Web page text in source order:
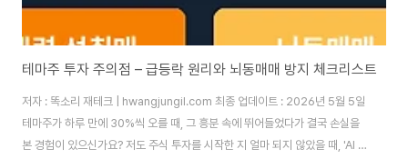
테마주 투자 주의점 – 급등락 원리와 뇌동매매 방지 체크리스트
저자 : 똑소리 재테크 | hwangjungil.com 최종 업데이트 : 2026년 5월 5일
테마주가 하루 만에 30%씩 오를 때, 그 흥분 속에 뛰어들었다가 결국 손실을
본 경험이 있으신가요? 저도 주식 투자를 시작한 지 얼마 되지 않았을 때, 'AI 로